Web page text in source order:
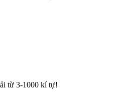
từ 3-1000 kí tự!